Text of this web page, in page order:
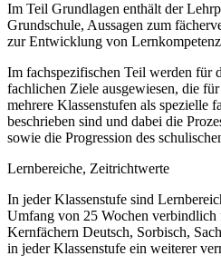
Im Teil Grundlagen enthält der
Grundschule, Aussagen zum
zur Entwicklung von
Im fachspezifischen Teil werden für
fachlichen Ziele ausgewiesen, die
mehrere Klassenstufen als spezielle
beschrieben sind und dabei die
sowie die Progression des
Lernbereiche, Zeitrichtwerte
In jeder Klassenstufe sind
Umfang von 25 Wochen verbindlich
Kernfächern Deutsch, Sorbisch,
in jeder Klassenstufe ein weiterer